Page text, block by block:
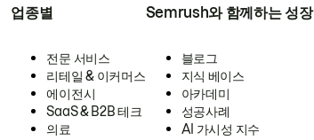
업종별
전문 서비스
리테일 & 이커머스
에이전시
SaaS & B2B 테크
의료
Semrush와 함께하는 성장
블로그
지식 베이스
아카데미
성공사례
AI 가시성 지수